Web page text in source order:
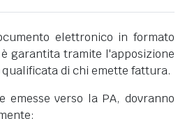
elettronico in formato
garantita tramite l'apposizione
di chi emette fattura.
emesse verso la PA, dovranno